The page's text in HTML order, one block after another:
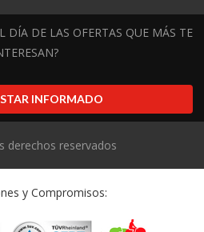
DÍA DE LAS OFERTAS QUE MÁS TE
INFORMADO
derechos reservados
y Compromisos: